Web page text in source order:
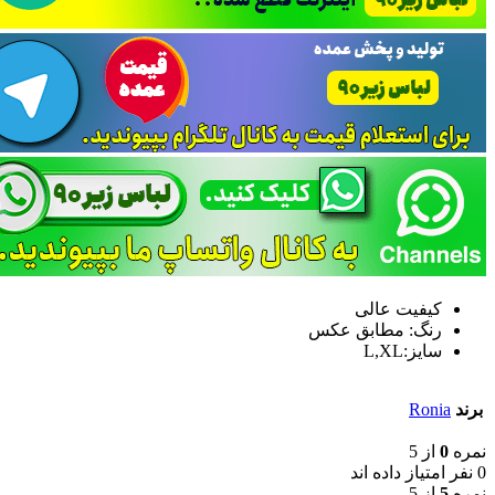
کیفیت عالی
رنگ: مطابق عکس
سایز:L,XL
برند Ronia
نمره 0 از 5
0 نفر امتیاز داده اند